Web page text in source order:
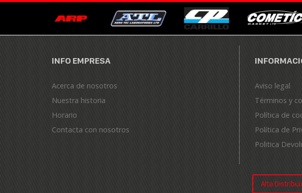
INFO EMPRESA
Acerca de nosotros
Nuestra historia
Horario
Contacta con nosotros
Aviso legal
Términos y
Política de
Política de
Politica
Alta